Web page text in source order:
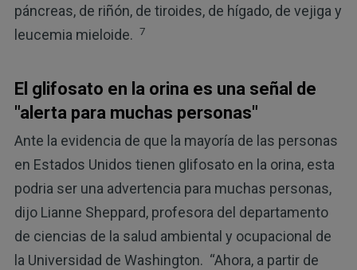
páncreas, de riñón, de tiroides, de hígado, de vejiga y
leucemia mieloide. 7
El glifosato en la orina es una señal de
"alerta para muchas personas"
Ante la evidencia de que la mayoría de las personas
en Estados Unidos tienen glifosato en la orina, esta
podria ser una advertencia para muchas personas,
dijo Lianne Sheppard, profesora del departamento
de ciencias de la salud ambiental y ocupacional de
la Universidad de Washington. “Ahora, a partir de